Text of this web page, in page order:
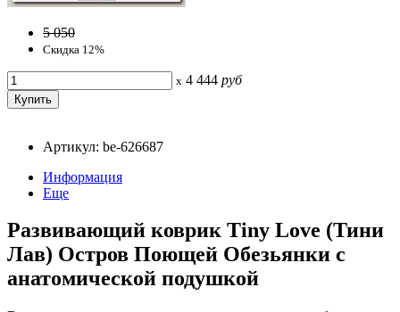
5 050
Скидка 12%
x 4 444 руб
Артикул: be-626687
Информация
Еще
Развивающий коврик Tiny Love (Тини
Лав) Остров Поющей Обезьянки с
анатомической подушкой